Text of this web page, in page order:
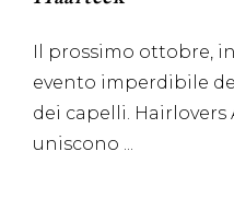
Il prossimo ottobre,
evento imperdibile
dei capelli. Hairlovers
uniscono